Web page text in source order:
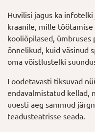
Huvilisi jagus ka
kraanile, mille
kooliõpilased,
õnnelikud, kuid väsinud
oma võistlustelki
Loodetavasti tiksuvad
endavalmistatud kellad,
uuesti aeg sammud
teadusteatrisse seada.